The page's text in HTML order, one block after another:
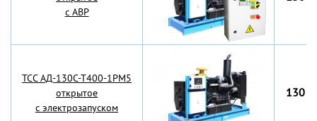
с АВР
TCC АД-130С-Т400-1РМ5
открытое
с электрозапуском
130